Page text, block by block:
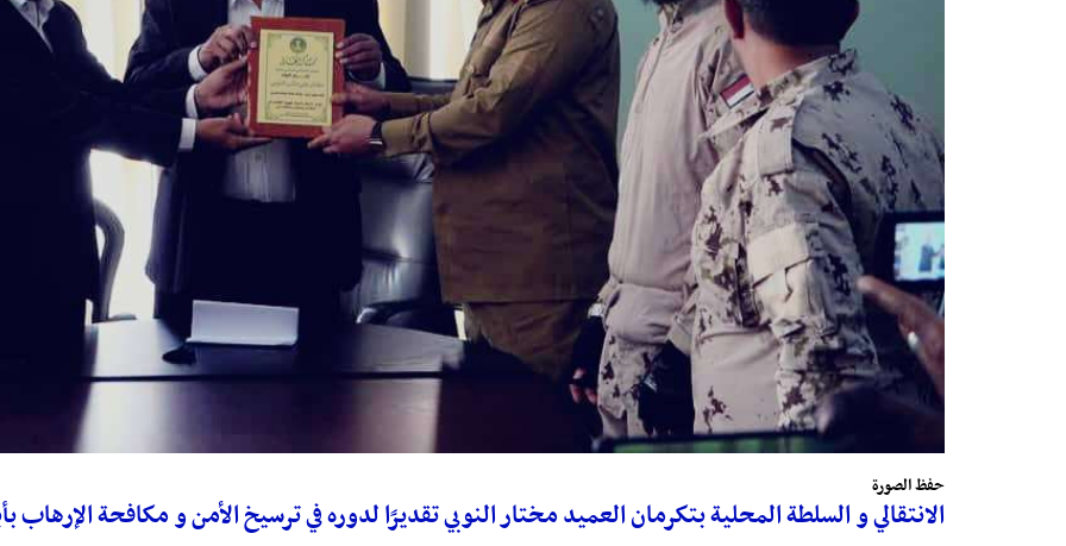
حفظ الصورة
الانتقالي و السلطة المحلية بتكرمان العميد مختار النوبي تقديرًا لدوره في ترسيخ الأمن و مكافحة الإرهاب